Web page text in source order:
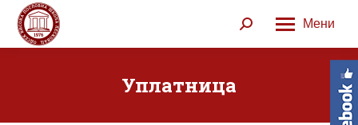
Мени
Search:
Уплатница